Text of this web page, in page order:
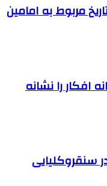
مربوط به امامین
افکار را نشانه
سنقروکلیایی